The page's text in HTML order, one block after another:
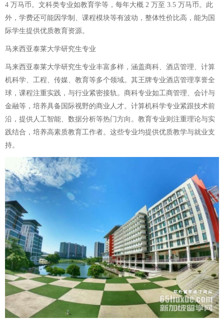
4 万马币。文科类专业如教育学等，每年大概 2 万至 3.5 万马币。此
外，学费还可能因学制、课程模块等有波动，整体性价比高，能为国
际学生提供优质教育资源。
马来西亚泰莱大学研究生专业
马来西亚泰莱大学研究生专业丰富多样，涵盖商科、酒店管理、计算
机科学、工程、传媒、教育等多个领域。其王牌专业酒店管理享誉全
球，课程注重实践，与行业紧密接轨。商科专业如工商管理、会计与
金融等，培养具备国际视野的商业人才。计算机科学专业紧跟技术前
沿，提供人工智能、数据分析等热门方向。教育专业则注重理论与实
践结合，培养高素质教育工作者。这些专业均提供优质教学与就业支
持。